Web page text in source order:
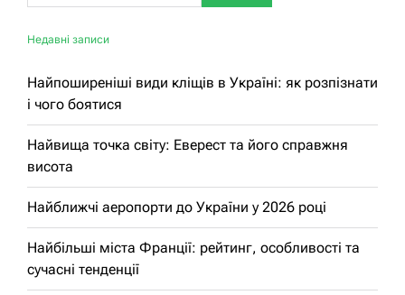
Недавні записи
Найпоширеніші види кліщів в Україні: як розпізнати
і чого боятися
Найвища точка світу: Еверест та його справжня
висота
Найближчі аеропорти до України у 2026 році
Найбільші міста Франції: рейтинг, особливості та
сучасні тенденції